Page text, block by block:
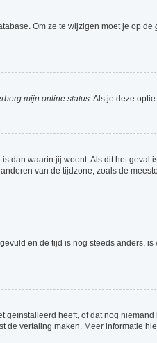
Om ze te wijzigen moet je op de
mijn online status. Als je deze
dan waarin jij woont. Als dit het
van de tijdzone, zoals de
en de tijd is nog steeds anders,
heeft, of dat nog
de vertaling maken. Meer informatie